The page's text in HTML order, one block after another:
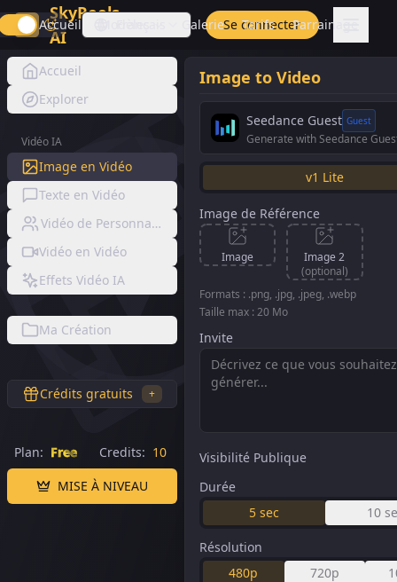
SkyReels
AI
Accueil Galerie Tarifs Parrainage
Se connecter
Accueil
Explorer
Vidéo IA
Image en Vidéo
Texte en Vidéo
Vidéo de Personnage Consistent
Vidéo en Vidéo
Effets Vidéo IA
Ma Création
Crédits gratuits +
Plan: Free Credits: 10
MISE À NIVEAU
Image to Video
Seedance Guest Guest
Generate with Seedance
v1 Lite
Image de Référence
Image
Image 2
(optional)
Formats : .png, .jpg, .jpeg, .webp
Taille max : 20 Mo
Invite
Visibilité Publique
Durée
5 sec 10
Résolution
480p
720p